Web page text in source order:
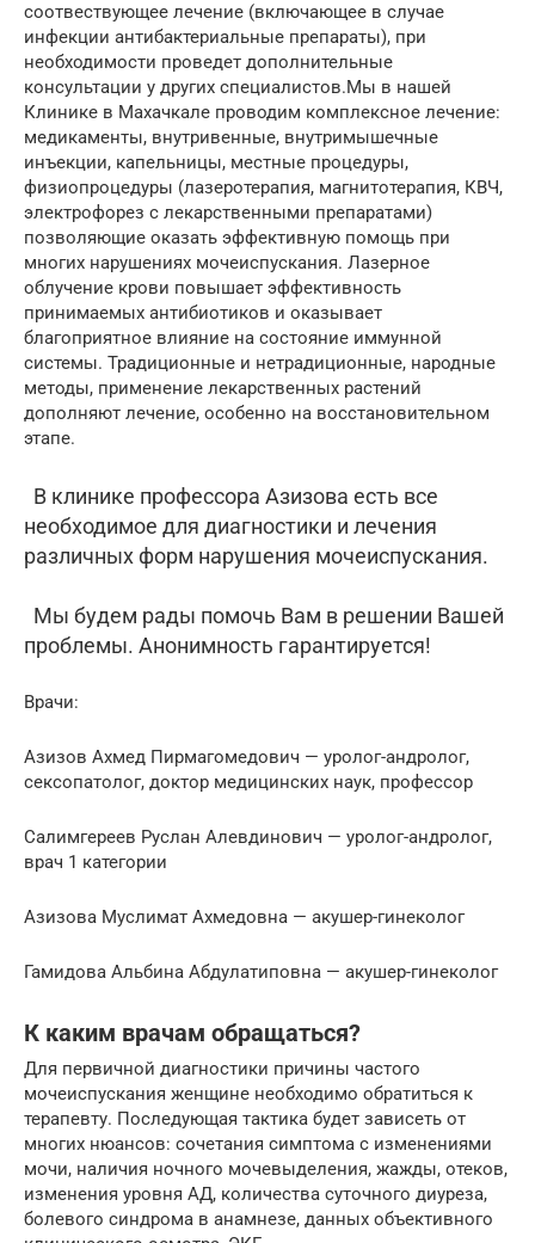
соотвествующее лечение (включающее в случае
инфекции антибактериальные препараты), при
необходимости проведет дополнительные
консультации у других специалистов.Мы в нашей
Клинике в Махачкале проводим комплексное лечение:
медикаменты, внутривенные, внутримышечные
инъекции, капельницы, местные процедуры,
физиопроцедуры (лазеротерапия, магнитотерапия, КВЧ,
электрофорез с лекарственными препаратами)
позволяющие оказать эффективную помощь при
многих нарушениях мочеиспускания. Лазерное
облучение крови повышает эффективность
принимаемых антибиотиков и оказывает
благоприятное влияние на состояние иммунной
системы. Традиционные и нетрадиционные, народные
методы, применение лекарственных растений
дополняют лечение, особенно на восстановительном
этапе.
В клинике профессора Азизова есть все
необходимое для диагностики и лечения
различных форм нарушения мочеиспускания.
Мы будем рады помочь Вам в решении Вашей
проблемы. Анонимность гарантируется!
Врачи:
Азизов Ахмед Пирмагомедович — уролог-андролог,
сексопатолог, доктор медицинских наук, профессор
Салимгереев Руслан Алевдинович — уролог-андролог,
врач 1 категории
Азизова Муслимат Ахмедовна — акушер-гинеколог
Гамидова Альбина Абдулатиповна — акушер-гинеколог
К каким врачам обращаться?
Для первичной диагностики причины частого
мочеиспускания женщине необходимо обратиться к
терапевту. Последующая тактика будет зависеть от
многих нюансов: сочетания симптома с изменениями
мочи, наличия ночного мочевыделения, жажды, отеков,
изменения уровня АД, количества суточного диуреза,
болевого синдрома в анамнезе, данных объективного